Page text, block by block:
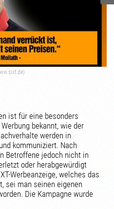
ist für eine besonders
bekannt, wie der
werden in
kommuniziert. Nach
Betroffene jedoch nicht in
oder herabgewürdigt
Werbeanzeige, welches das
sei man seinen eigenen
Die Kampagne wurde